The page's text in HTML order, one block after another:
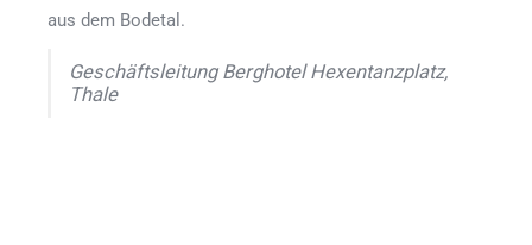
aus dem Bodetal.
Geschäftsleitung Berghotel Hexentanzplatz,
Thale